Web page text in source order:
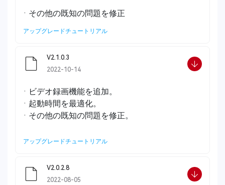
· その他の既知の問題を修正
アップグレードチュートリアル
V2.1.0.3
2022-10-14
· ビデオ録画機能を追加。
· 起動時間を最適化。
· その他の既知の問題を修正。
アップグレードチュートリアル
V2.0.2.8
2022-08-05